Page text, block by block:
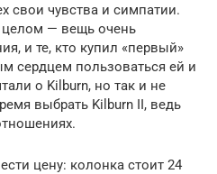
свои чувства и симпатии.
целом — вещь очень
и те, кто купил «первый»
сердцем пользоваться ей и
о Kilburn, но так и не
выбрать Kilburn II, ведь
цену: колонка стоит 24